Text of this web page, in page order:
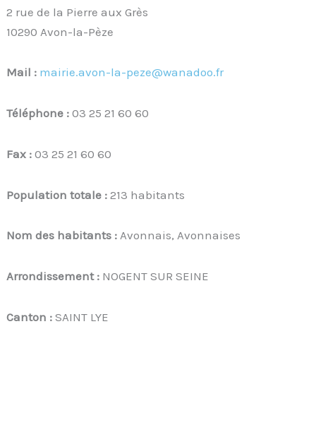
2 rue de la Pierre aux Grès
10290 Avon-la-Pèze
Mail : mairie.avon-la-peze@wanadoo.fr
Téléphone :03 25 21 60 60
Fax :03 25 21 60 60
Population totale :213 habitants
Nom des habitants :Avonnais, Avonnaises
Arrondissement : NOGENT SUR SEINE
Canton :SAINT LYE